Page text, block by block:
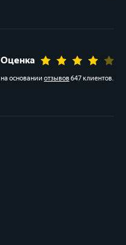
Оценка
на основании отзывов647 клиентов.